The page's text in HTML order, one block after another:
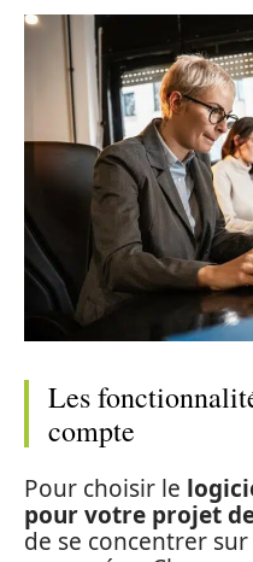
Les
compte
Pour choisir le
pour votre projet
de se concentrer